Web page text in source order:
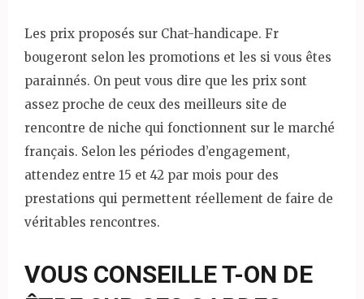
Les prix proposés sur Chat-handicape. Fr
bougeront selon les promotions et les si vous êtes
parainnés. On peut vous dire que les prix sont
assez proche de ceux des meilleurs site de
rencontre de niche qui fonctionnent sur le marché
français. Selon les périodes d’engagement,
attendez entre 15 et 42 par mois pour des
prestations qui permettent réellement de faire de
véritables rencontres.
VOUS CONSEILLE T-ON DE